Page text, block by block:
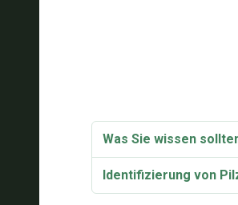
Was Sie wissen
Identifizierung von